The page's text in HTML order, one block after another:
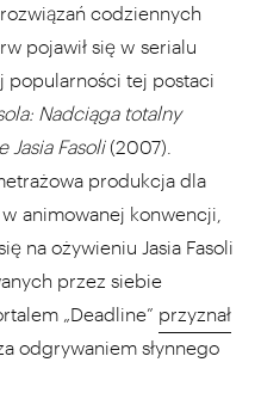
codziennych
pojawił się w serialu
popularności tej postaci
Nadciąga totalny
Jasia Fasoli(2007).
produkcja dla
animowanej konwencji,
na ożywieniu Jasia Fasoli
przez siebie
„Deadline” przyznał
odgrywaniem słynnego